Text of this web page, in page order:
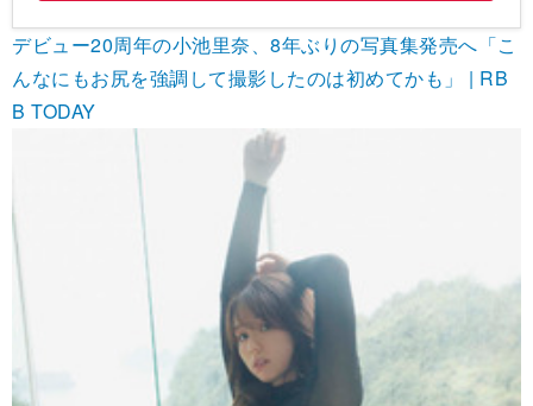
デビュー20周年の小池里奈、8年ぶりの写真集発売へ「こ
んなにもお尻を強調して撮影したのは初めてかも」 | RB
B TODAY